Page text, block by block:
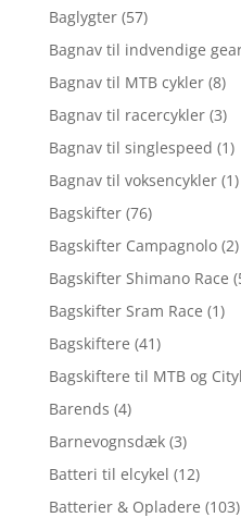
Baglygter (57)
Bagnav til indvendige
Bagnav til MTB cykler (8)
Bagnav til racercykler (3)
Bagnav til singlespeed (1)
Bagnav til voksencykler (1)
Bagskifter (76)
Bagskifter Campagnolo (2)
Bagskifter Shimano Race
Bagskifter Sram Race (1)
Bagskiftere (41)
Bagskiftere til MTB og
Barends (4)
Barnevognsdæk (3)
Batteri til elcykel (12)
Batterier & Opladere (103)